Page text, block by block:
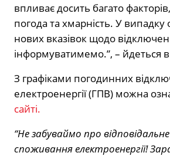
впливає досить багато
погода та хмарність. У
нових вказівок щодо
інформуватимемо.”, – йдеться
З графіками погодинних
електроенергії (ГПВ) можна
сайті.
“Не забуваймо про
споживання електроенергії!